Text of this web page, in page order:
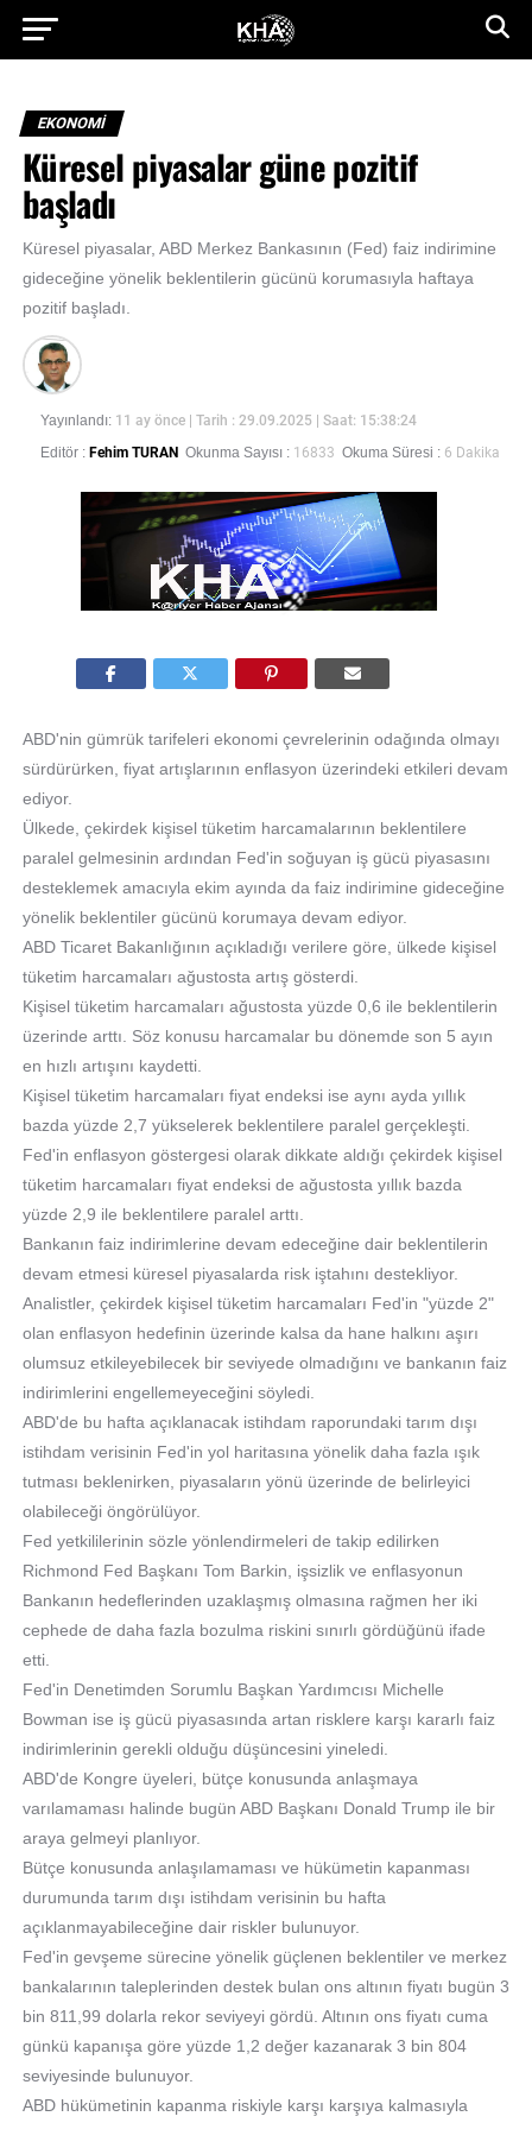
EKONOMİ
Küresel piyasalar güne pozitif
başladı
Küresel piyasalar, ABD Merkez Bankasının (Fed) faiz indirimine
gideceğine yönelik beklentilerin gücünü korumasıyla haftaya
pozitif başladı.
Yayınlandı: 11 ay önce
| Tarih : 29.09.2025 | Saat: 15:38:24
Editör : Fehim TURAN Okunma Sayısı : 16833 Okuma Süresi : 6 Dakika
ABD'nin gümrük tarifeleri ekonomi çevrelerinin odağında olmayı
sürdürürken, fiyat artışlarının enflasyon üzerindeki etkileri devam
ediyor.
Ülkede, çekirdek kişisel tüketim harcamalarının beklentilere
paralel gelmesinin ardından Fed'in soğuyan iş gücü piyasasını
desteklemek amacıyla ekim ayında da faiz indirimine gideceğine
yönelik beklentiler gücünü korumaya devam ediyor.
ABD Ticaret Bakanlığının açıkladığı verilere göre, ülkede kişisel
tüketim harcamaları ağustosta artış gösterdi.
Kişisel tüketim harcamaları ağustosta yüzde 0,6 ile beklentilerin
üzerinde arttı. Söz konusu harcamalar bu dönemde son 5 ayın
en hızlı artışını kaydetti.
Kişisel tüketim harcamaları fiyat endeksi ise aynı ayda yıllık
bazda yüzde 2,7 yükselerek beklentilere paralel gerçekleşti.
Fed'in enflasyon göstergesi olarak dikkate aldığı çekirdek kişisel
tüketim harcamaları fiyat endeksi de ağustosta yıllık bazda
yüzde 2,9 ile beklentilere paralel arttı.
Bankanın faiz indirimlerine devam edeceğine dair beklentilerin
devam etmesi küresel piyasalarda risk iştahını destekliyor.
Analistler, çekirdek kişisel tüketim harcamaları Fed'in "yüzde 2"
olan enflasyon hedefinin üzerinde kalsa da hane halkını aşırı
olumsuz etkileyebilecek bir seviyede olmadığını ve bankanın faiz
indirimlerini engellemeyeceğini söyledi.
ABD'de bu hafta açıklanacak istihdam raporundaki tarım dışı
istihdam verisinin Fed'in yol haritasına yönelik daha fazla ışık
tutması beklenirken, piyasaların yönü üzerinde de belirleyici
olabileceği öngörülüyor.
Fed yetkililerinin sözle yönlendirmeleri de takip edilirken
Richmond Fed Başkanı Tom Barkin, işsizlik ve enflasyonun
Bankanın hedeflerinden uzaklaşmış olmasına rağmen her iki
cephede de daha fazla bozulma riskini sınırlı gördüğünü ifade
etti.
Fed'in Denetimden Sorumlu Başkan Yardımcısı Michelle
Bowman ise iş gücü piyasasında artan risklere karşı kararlı faiz
indirimlerinin gerekli olduğu düşüncesini yineledi.
ABD'de Kongre üyeleri, bütçe konusunda anlaşmaya
varılamaması halinde bugün ABD Başkanı Donald Trump ile bir
araya gelmeyi planlıyor.
Bütçe konusunda anlaşılamaması ve hükümetin kapanması
durumunda tarım dışı istihdam verisinin bu hafta
açıklanmayabileceğine dair riskler bulunuyor.
Fed'in gevşeme sürecine yönelik güçlenen beklentiler ve merkez
bankalarının taleplerinden destek bulan ons altının fiyatı bugün 3
bin 811,99 dolarla rekor seviyeyi gördü. Altının ons fiyatı cuma
günkü kapanışa göre yüzde 1,2 değer kazanarak 3 bin 804
seviyesinde bulunuyor.
ABD hükümetinin kapanma riskiyle karşı karşıya kalmasıyla